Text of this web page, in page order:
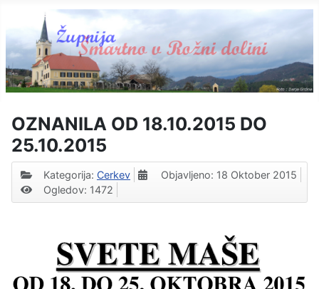
OZNANILA OD 18.10.2015 DO
25.10.2015
Kategorija: Cerkev
Objavljeno: 18 Oktober 2015
Ogledov: 1472